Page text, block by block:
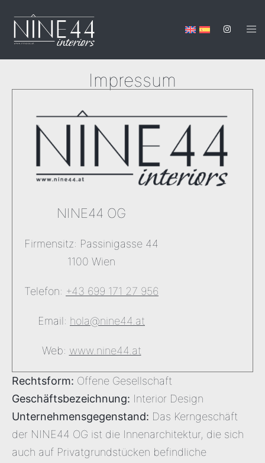
Impressum
NINE44 OG
Firmensitz: Passinigasse 44
1100 Wien
Telefon: +43 699 171 27 956
Email: hola@nine44.at
Web: www.nine44.at
Rechtsform: Offene Gesellschaft
Geschäftsbezeichnung: Interior Design
Unternehmensgegenstand: Das Kerngeschäft
der NINE44 OG ist die Innenarchitektur, die sich
auch auf Privatgrundstücken befindliche